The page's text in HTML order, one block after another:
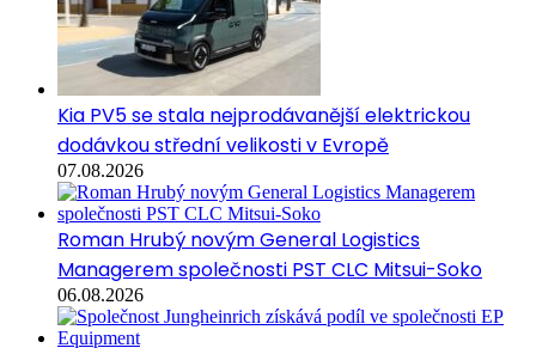
Kia PV5 se stala nejprodávanější elektrickou
dodávkou střední velikosti v Evropě
07.08.2026
Roman Hrubý novým General Logistics
Managerem společnosti PST CLC Mitsui-Soko
06.08.2026